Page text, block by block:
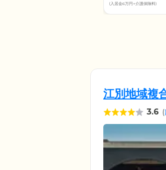
(入居金6万円+介護保険料)
江別地域複
3.6 (